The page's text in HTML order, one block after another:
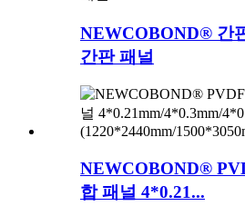
NEWCOBOND® 간
간판 패널
NEWCOBOND®
합 패널 4*0.21...